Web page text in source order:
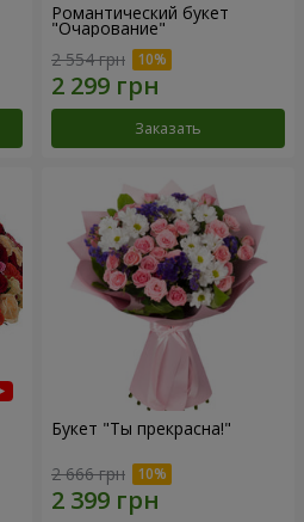
Романтический букет
"Очарование"
2 554 грн
Заказать
Букет "Ты прекрасна!"
2 666 грн